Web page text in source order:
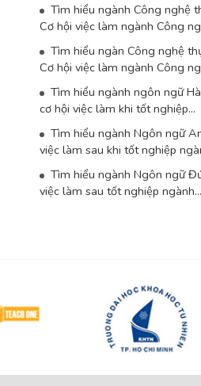
Tìm hiểu ngành Công nghệ
Cơ hội việc làm ngành Công
Tìm hiểu ngàn Công nghệ
Cơ hội việc làm ngành Công
Tìm hiểu ngành ngôn ngữ
cơ hội việc làm khi tốt nghiệp...
Tìm hiểu ngành Ngôn ngữ
việc làm sau khi tốt nghiệp
Tìm hiểu ngành Ngôn ngữ
việc làm sau tốt nghiệp ngành...